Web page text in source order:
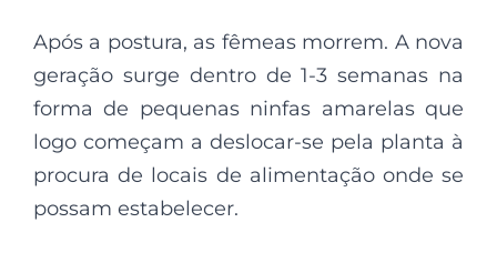
Após a postura, as fêmeas morrem. A nova
geração surge dentro de 1-3 semanas na
forma de pequenas ninfas amarelas que
logo começam a deslocar-se pela planta à
procura de locais de alimentação onde se
possam estabelecer.